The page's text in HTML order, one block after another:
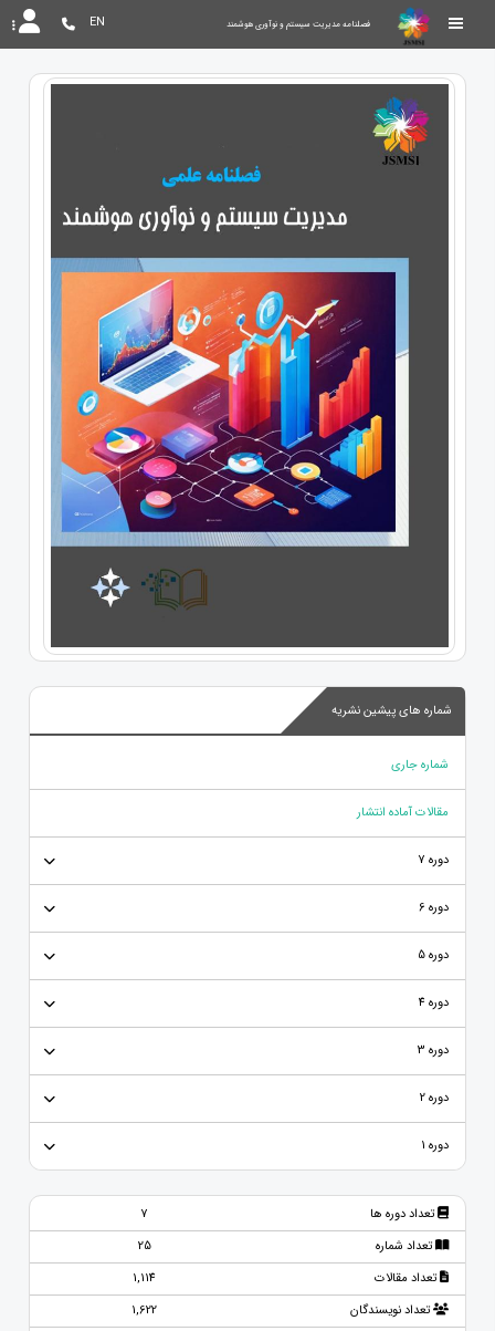
فصلنامه مدیریت سیستم و نوآوری هوشمند EN
شماره های پیشین نشریه
شماره جاری
مقالات آماده انتشار
دوره 7
دوره 6
دوره 5
دوره 4
دوره 3
دوره 2
دوره 1
تعداد دوره ها
7
تعداد شماره
25
تعداد مقالات
1,114
تعداد نویسندگان
1,622